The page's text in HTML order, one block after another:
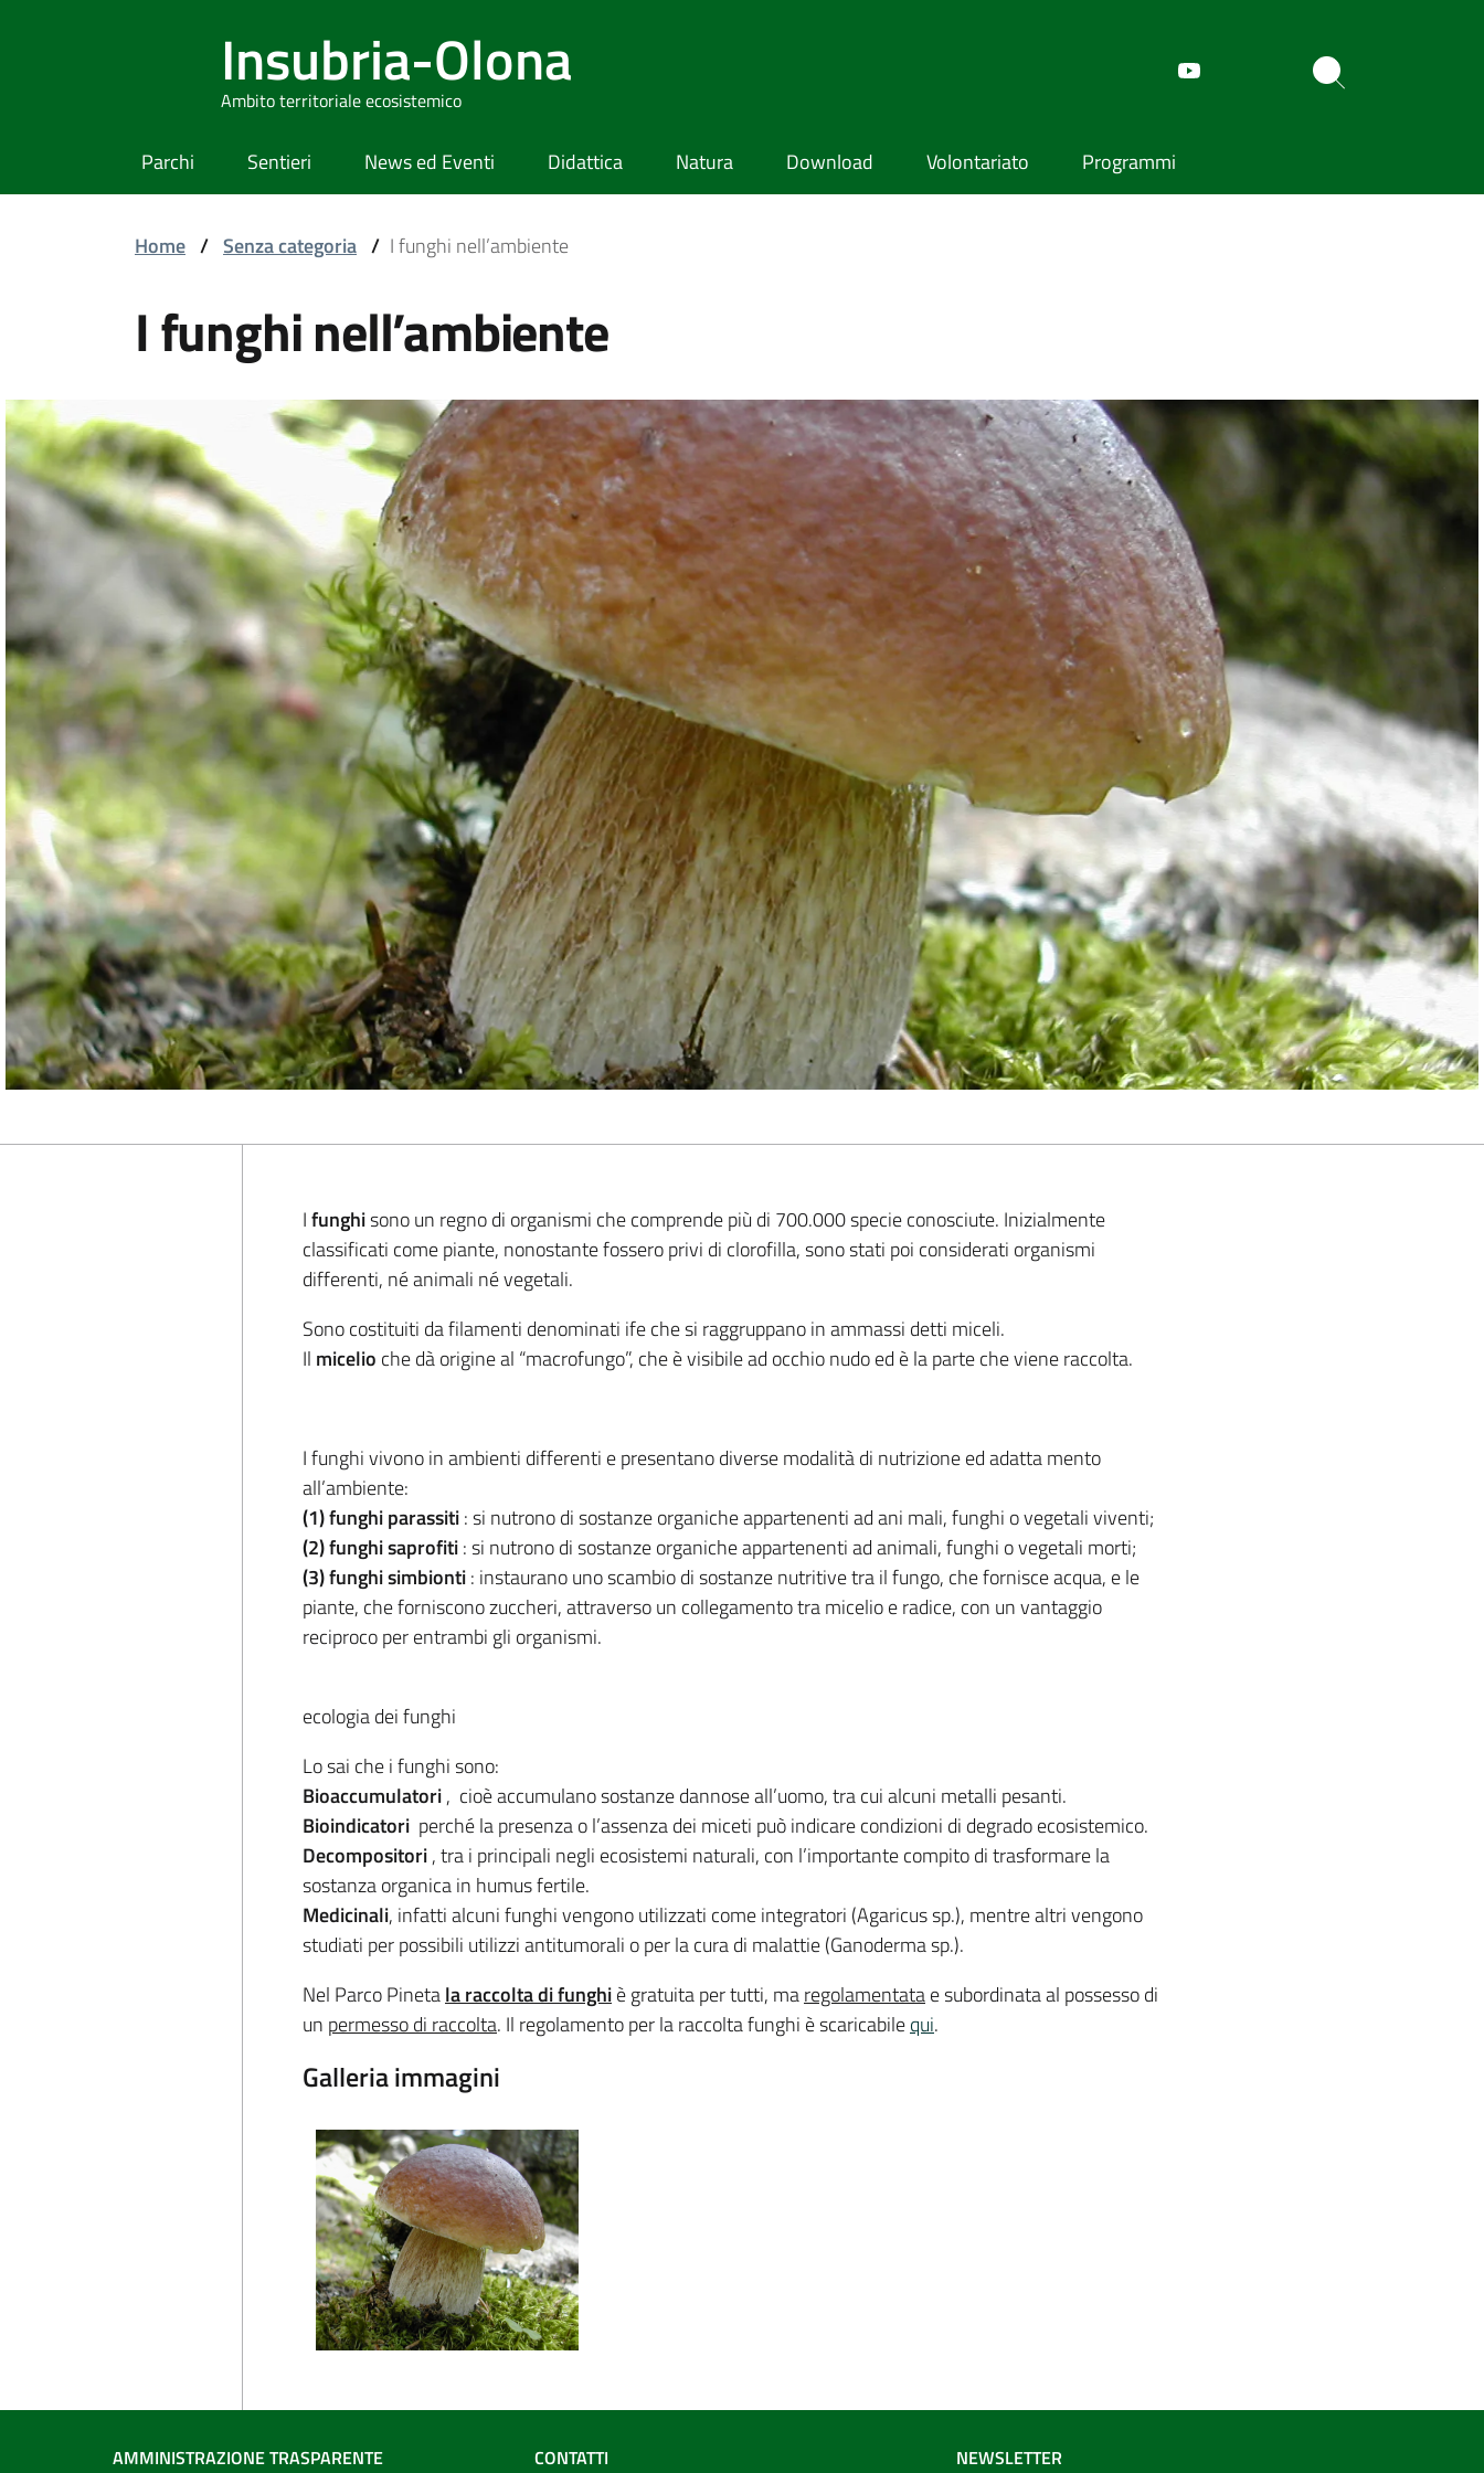
Insubria-Olona
Ambito territoriale ecosistemico
Parchi Sentieri News ed Eventi Didattica Natura Download Volontariato Programmi
Home / Senza categoria / I funghi nell’ambiente
I funghi nell’ambiente
Ifunghisono un regno di organismi che comprende più di 700.000 specie conosciute. Inizialmente
classificati come piante, nonostante fossero privi di clorofilla, sono stati poi considerati organismi
differenti, né animali né vegetali.
Sono costituiti da filamenti denominati ife che si raggruppano in ammassi detti miceli.
Il micelio che dà origine al “macrofungo”, che è visibile ad occhio nudo ed è la parte che viene raccolta.
I funghi vivono in ambienti differenti e presentano diverse modalità di nutrizione ed adatta mento
all’ambiente:
(1) funghi parassiti: si nutrono di sostanze organiche appartenenti ad ani mali, funghi o vegetali viventi;
(2) funghi saprofiti: si nutrono di sostanze organiche appartenenti ad animali, funghi o vegetali morti;
(3) funghi simbionti: instaurano uno scambio di sostanze nutritive tra il fungo, che fornisce acqua, e le
piante, che forniscono zuccheri, attraverso un collegamento tra micelio e radice, con un vantaggio
reciproco per entrambi gli organismi.
ecologia dei funghi
Lo sai che i funghi sono:
Bioaccumulatori, cioè accumulano sostanze dannose all’uomo, tra cui alcuni metalli pesanti.
Bioindicatori perché la presenza o l’assenza dei miceti può indicare condizioni di degrado ecosistemico.
Decompositori, tra i principali negli ecosistemi naturali, con l’importante compito di trasformare la
sostanza organica in humus fertile.
Medicinali, infatti alcuni funghi vengono utilizzati come integratori (Agaricus sp.), mentre altri vengono
studiati per possibili utilizzi antitumorali o per la cura di malattie (Ganoderma sp.).
Nel Parco Pinetala raccolta di funghiè gratuita per tutti, maregolamentatae subordinata al possesso di
un permesso di raccolta. Il regolamento per la raccolta funghi è scaricabilequi.
Galleria immagini
AMMINISTRAZIONE TRASPARENTE CONTATTI NEWSLETTER